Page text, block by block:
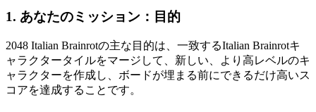
1. あなたのミッション：目的
2048 Italian Brainrotの主な目的は、一致するItalian Brainrotキ
ャラクタータイルをマージして、新しい、より高レベルのキ
ャラクターを作成し、ボードが埋まる前にできるだけ高いス
コアを達成することです。